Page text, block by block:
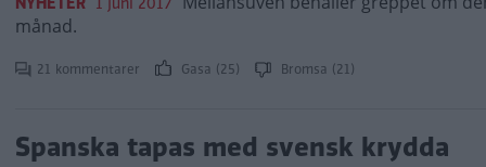
månad.
21 kommentarer Gasa (25) Bromsa (21)
Spanska tapas med svensk krydda